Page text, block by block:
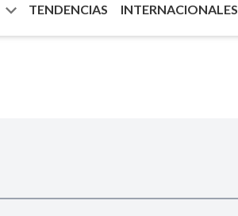
TENDENCIAS INTERNACIONALES